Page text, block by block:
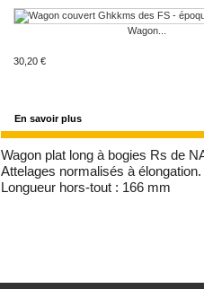
Wagon...
30,20 €
En savoir plus
Wagon plat long à bogies Rs de
Attelages normalisés à élongation.
Longueur hors-tout : 166 mm